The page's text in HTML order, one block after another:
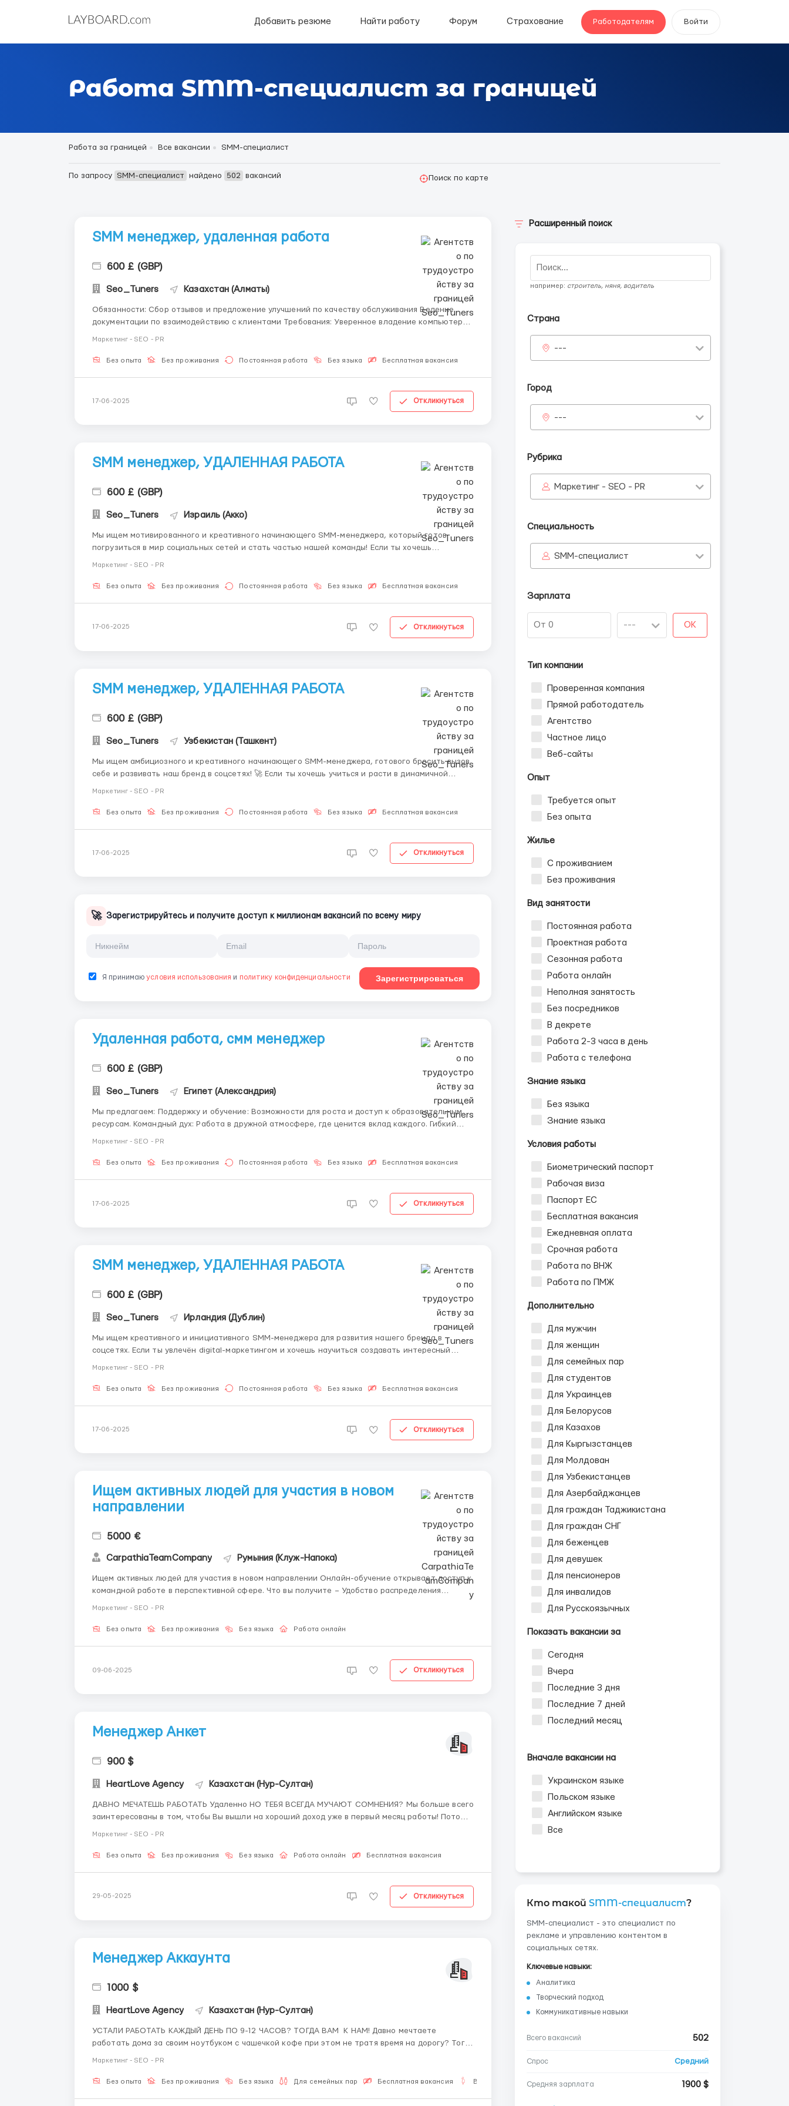
Добавить резюме Найти работу Форум Страхование Работодателям Войти
Работа SMM-специалист за границей
Работа за границей Все вакансии SMM-специалист
По запросу SMM-специалист найдено 502 вакансий Поиск по карте
Расширенный поиск
например: строитель, няня, водитель
Страна
---
Город
---
Рубрика
Маркетинг - SEO - PR
Специальность
SMM-специалист
Зарплата
OK
Тип компании
Проверенная компания
Прямой работодатель
Агентство
Частное лицо
Веб-сайты
Опыт
Требуется опыт
Без опыта
Жилье
С проживанием
Без проживания
Вид занятости
Постоянная работа
Проектная работа
Сезонная работа
Работа онлайн
Неполная занятость
Без посредников
В декрете
Работа 2-3 часа в день
Работа с телефона
Знание языка
Без языка
Знание языка
Условия работы
Биометрический паспорт
Рабочая виза
Паспорт ЕС
Бесплатная вакансия
Ежедневная оплата
Срочная работа
Работа по ВНЖ
Работа по ПМЖ
Дополнительно
Для мужчин
Для женщин
Для семейных пар
Для студентов
Для Украинцев
Для Белорусов
Для Казахов
Для Кыргызстанцев
Для Молдован
Для Узбекистанцев
Для Азербайджанцев
Для граждан Таджикистана
Для граждан СНГ
Для беженцев
Для девушек
Для пенсионеров
Для инвалидов
Для Русскоязычных
Показать вакансии за
Сегодня
Вчера
Последние 3 дня
Последние 7 дней
Последний месяц
Вначале вакансии на
Украинском языке
Польском языке
Английском языке
Все
Кто такой SMM-специалист?
SMM-специалист - это специалист по
рекламе и управлению контентом в
социальных сетях.
Ключевые навыки:
Аналитика
Творческий подход
Коммуникативные навыки
Всего вакансий 502
Спрос Средний
Средняя зарплата 1900 $
SMM менеджер, удаленная работа
600 £ (GBP)
Seo_Tuners Казахстан (Алматы)
Обязанности: Сбор отзывов и предложение улучшений по качеству обслуживания Ведение
документации по взаимодействию с клиентами Требования: Уверенное владение компьютером
Маркетинг - SEO - PR
Без опыта Без проживания Постоянная работа Без языка Бесплатная вакансия
17-06-2025 Откликнуться
SMM менеджер, УДАЛЕННАЯ РАБОТА
600 £ (GBP)
Seo_Tuners Израиль (Акко)
Мы ищем мотивированного и креативного начинающего SMM-менеджера, который готов
погрузиться в мир социальных сетей и стать частью нашей команды! Если ты хочешь
Маркетинг - SEO - PR
Без опыта Без проживания Постоянная работа Без языка Бесплатная вакансия
17-06-2025 Откликнуться
SMM менеджер, УДАЛЕННАЯ РАБОТА
600 £ (GBP)
Seo_Tuners Узбекистан (Ташкент)
Мы ищем амбициозного и креативного начинающего SMM-менеджера, готового бросить вызов
себе и развивать наш бренд в соцсетях! 🚀 Если ты хочешь учиться и расти в динамичной
Маркетинг - SEO - PR
Без опыта Без проживания Постоянная работа Без языка Бесплатная вакансия
17-06-2025 Откликнуться
🚀 Зарегистрируйтесь и получите доступ к миллионам вакансий по всему миру
Я принимаюусловия использования и политику конфиденциальности Зарегистрироваться
Удаленная работа, смм менеджер
600 £ (GBP)
Seo_Tuners Египет (Александрия)
Мы предлагаем: Поддержку и обучение: Возможности для роста и доступ к образовательным
ресурсам. Командный дух: Работа в дружной атмосфере, где ценится вклад каждого. Гибкий
Маркетинг - SEO - PR
Без опыта Без проживания Постоянная работа Без языка Бесплатная вакансия
17-06-2025 Откликнуться
SMM менеджер, УДАЛЕННАЯ РАБОТА
600 £ (GBP)
Seo_Tuners Ирландия (Дублин)
Мы ищем креативного и инициативного SMM-менеджера для развития нашего бренда в
соцсетях. Если ты увлечён digital-маркетингом и хочешь научиться создавать интересный
Маркетинг - SEO - PR
Без опыта Без проживания Постоянная работа Без языка Бесплатная вакансия
17-06-2025 Откликнуться
Ищем активных людей для участия в новом
направлении
5000 €
CarpathiaTeamCompany Румыния (Клуж-Напока)
Ищем активных людей для участия в новом направлении Онлайн-обучение открывает доступ к
командной работе в перспективной сфере. Что вы получите – Удобство распределения
Маркетинг - SEO - PR
Без опыта Без проживания Без языка Работа онлайн
09-06-2025 Откликнуться
Менеджер Анкет
900 $
HeartLove Agency Казахстан (Нур-Султан)
ДАВНО МЕЧАТЕШЬ РАБОТАТЬ Удаленно НО ТЕБЯ ВСЕГДА МУЧАЮТ СОМНЕНИЯ? Мы больше всего
заинтересованы в том, чтобы Вы вышли на хороший доход уже в первый месяц работы! Потому
Маркетинг - SEO - PR
Без опыта Без проживания Без языка Работа онлайн Бесплатная вакансия
29-05-2025 Откликнуться
Менеджер Аккаунта
1000 $
HeartLove Agency Казахстан (Нур-Султан)
УСТАЛИ РАБОТАТЬ КАЖДЫЙ ДЕНЬ ПО 9-12 ЧАСОВ? ТОГДА ВАМ К НАМ! Давно мечтаете
работать дома за своим ноутбуком с чашечкой кофе при этом не тратя время на дорогу? Тогда
Маркетинг - SEO - PR
Без опыта Без проживания Без языка Для семейных пар Бесплатная вакансия В декрете